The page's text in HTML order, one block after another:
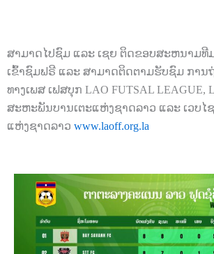
ສາມາດໄປຊົມ ແລະ ເຊຍ ຕິດຂອບສະຫນາມທີ
ເຂົ້າຊົມຟຣີ ແລະ ສາມາດຕິດຕາມຮັບຊົມ ການ
ທາງເພສ ເຟສບຸກ LAO FUTSAL LEAGUE,
ສະຫະພັນບານເຕະແຫ່ງຊາດລາວ ແລະ ເວບໄ
ແຫ່ງຊາດລາວ www.laoff.org.la